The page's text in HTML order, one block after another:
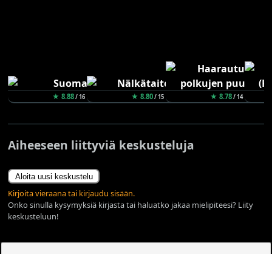
★ 8.88/ 16 ★ 8.80/ 15 ★ 8.78/ 14
Aiheeseen liittyviä keskusteluja
Aloita uusi keskustelu
Kirjoita vieraana tai kirjaudu sisään.
Onko sinulla kysymyksiä kirjasta tai haluatko jakaa mielipiteesi? Liity
keskusteluun!